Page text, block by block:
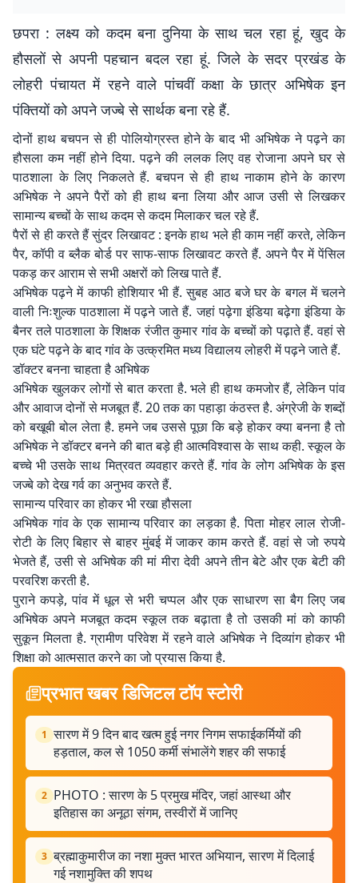
छपरा : लक्ष्य को कदम बना दुनिया के साथ चल रहा हूं, खुद के
हौसलों से अपनी पहचान बदल रहा हूं. जिले के सदर प्रखंड के
लोहरी पंचायत में रहने वाले पांचवीं कक्षा के छात्र अभिषेक इन
पंक्तियों को अपने जज्बे से सार्थक बना रहे हैं.
दोनों हाथ बचपन से ही पोलियोग्रस्त होने के बाद भी अभिषेक ने पढ़ने का
हौसला कम नहीं होने दिया. पढ़ने की ललक लिए वह रोजाना अपने घर से
पाठशाला के लिए निकलते हैं. बचपन से ही हाथ नाकाम होने के कारण
अभिषेक ने अपने पैरों को ही हाथ बना लिया और आज उसी से लिखकर
सामान्य बच्चों के साथ कदम से कदम मिलाकर चल रहे हैं.
पैरों से ही करते हैं सुंदर लिखावट : इनके हाथ भले ही काम नहीं करते, लेकिन
पैर, कॉपी व ब्लैक बोर्ड पर साफ-साफ लिखावट करते हैं. अपने पैर में पेंसिल
पकड़ कर आराम से सभी अक्षरों को लिख पाते हैं.
अभिषेक पढ़ने में काफी होशियार भी हैं. सुबह आठ बजे घर के बगल में चलने
वाली निःशुल्क पाठशाला में पढ़ने जाते हैं. जहां पढ़ेगा इंडिया बढ़ेगा इंडिया के
बैनर तले पाठशाला के शिक्षक रंजीत कुमार गांव के बच्चों को पढ़ाते हैं. वहां से
एक घंटे पढ़ने के बाद गांव के उत्क्रमित मध्य विद्यालय लोहरी में पढ़ने जाते हैं.
डॉक्टर बनना चाहता है अभिषेक
अभिषेक खुलकर लोगों से बात करता है. भले ही हाथ कमजोर हैं, लेकिन पांव
और आवाज दोनों से मजबूत हैं. 20 तक का पहाड़ा कंठस्त है. अंग्रेजी के शब्दों
को बखूबी बोल लेता है. हमने जब उससे पूछा कि बड़े होकर क्या बनना है तो
अभिषेक ने डॉक्टर बनने की बात बड़े ही आत्मविश्वास के साथ कही. स्कूल के
बच्चे भी उसके साथ मित्रवत व्यवहार करते हैं. गांव के लोग अभिषेक के इस
जज्बे को देख गर्व का अनुभव करते हैं.
सामान्य परिवार का होकर भी रखा हौसला
अभिषेक गांव के एक सामान्य परिवार का लड़का है. पिता मोहर लाल रोजी-
रोटी के लिए बिहार से बाहर मुंबई में जाकर काम करते हैं. वहां से जो रुपये
भेजते हैं, उसी से अभिषेक की मां मीरा देवी अपने तीन बेटे और एक बेटी की
परवरिश करती है.
पुराने कपड़े, पांव में धूल से भरी चप्पल और एक साधारण सा बैग लिए जब
अभिषेक अपने मजबूत कदम स्कूल तक बढ़ाता है तो उसकी मां को काफी
सुकून मिलता है. ग्रामीण परिवेश में रहने वाले अभिषेक ने दिव्यांग होकर भी
शिक्षा को आत्मसात करने का जो प्रयास किया है.
प्रभात खबर डिजिटल टॉप स्टोरी
1 सारण में 9 दिन बाद खत्म हुई नगर निगम सफाईकर्मियों की
हड़ताल, कल से 1050 कर्मी संभालेंगे शहर की सफाई
2 PHOTO : सारण के 5 प्रमुख मंदिर, जहां आस्था और
इतिहास का अनूठा संगम, तस्वीरों में जानिए
3 ब्रह्माकुमारीज का नशा मुक्त भारत अभियान, सारण में दिलाई
गई नशामुक्ति की शपथ